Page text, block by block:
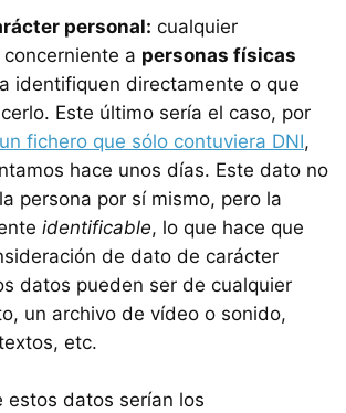
personal: cualquier
a personas físicas
identifiquen directamente o que
Este último sería el caso, por
un fichero que sólo contuviera DNI,
hace unos días. Este dato no
persona por sí mismo, pero la
identificable, lo que hace que
de dato de carácter
datos pueden ser de cualquier
un archivo de vídeo o sonido,
etc.
estos datos serían los